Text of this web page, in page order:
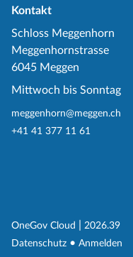
Kontakt
Schloss Meggenhorn
Meggenhornstrasse
6045 Meggen
Mittwoch bis Sonntag
meggenhorn@meggen.ch
+41 41 377 11 61
OneGov Cloud (External Link)
2026.39
Datenschutz (External Link)
Anmelden